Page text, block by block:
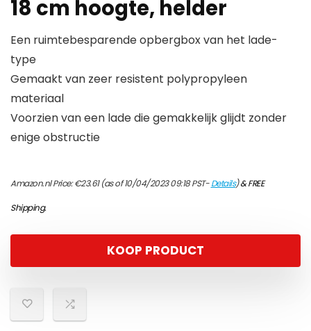
18 cm hoogte, helder
Een ruimtebesparende opbergbox van het lade-
type
Gemaakt van zeer resistent polypropyleen
materiaal
Voorzien van een lade die gemakkelijk glijdt zonder
enige obstructie
Amazon.nl Price:€23.61(as of 10/04/2023 09:18 PST-Details)&FREE
Shipping.
KOOP PRODUCT